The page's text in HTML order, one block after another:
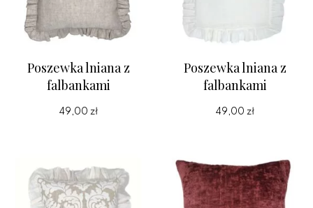
Poszewka lniana z
falbankami
49,00 zł
Poszewka lniana z
falbankami
49,00 zł